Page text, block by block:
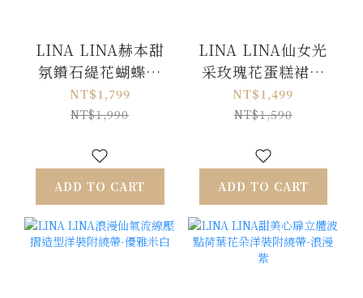
LINA LINA赫本甜
氛鑽石緹花蝴蝶結
波點洋裝-優雅白
NT$1,799
NT$1,990
ADD TO CART
LINA LINA仙女光
采玫瑰花蛋糕裙擺
絲光洋裝-優美白
S/M
NT$1,499
NT$1,590
ADD TO CART